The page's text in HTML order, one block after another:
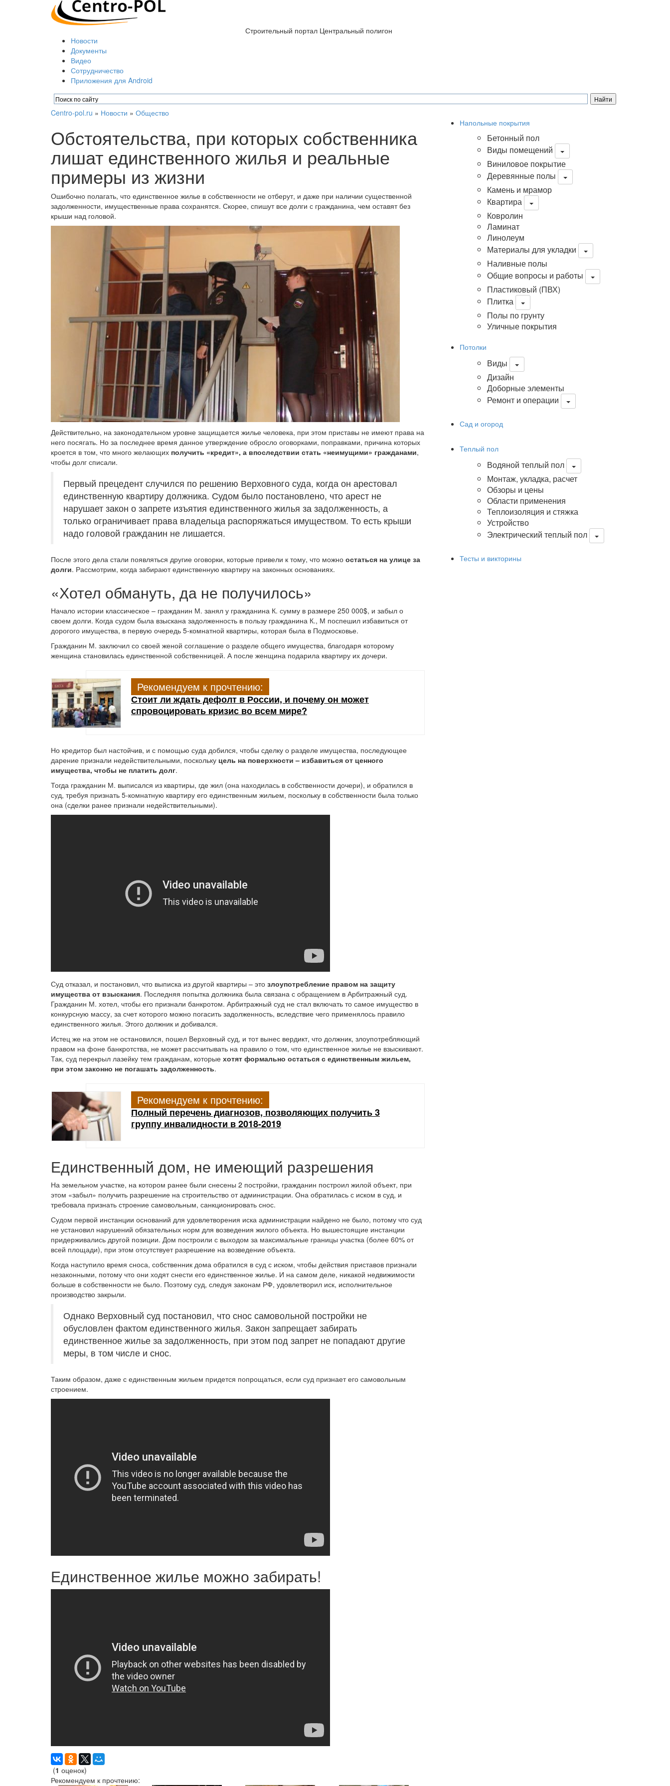
Строительный портал Центральный полигон
Новости
Документы
Видео
Сотрудничество
Приложения для Android
Centro-pol.ru » Новости » Общество
Обстоятельства, при которых собственника
лишат единственного жилья и реальные
примеры из жизни
Ошибочно полагать, что единственное жилье в собственности не отберут, и даже при наличии существенной
задолженности, имущественные права сохранятся. Скорее, спишут все долги с гражданина, чем оставят без
крыши над головой.
Действительно, на законодательном уровне защищается жилье человека, при этом приставы не имеют права на
него посягать. Но за последнее время данное утверждение обросло оговорками, поправками, причина которых
кроется в том, что много желающих получить «кредит», а впоследствии стать «неимущими» гражданами,
чтобы долг списали.
Первый прецедент случился по решению Верховного суда, когда он арестовал
единственную квартиру должника. Судом было постановлено, что арест не
нарушает закон о запрете изъятия единственного жилья за задолженность, а
только ограничивает права владельца распоряжаться имуществом. То есть крыши
надо головой гражданин не лишается.
После этого дела стали появляться другие оговорки, которые привели к тому, что можно остаться на улице за
долги. Рассмотрим, когда забирают единственную квартиру на законных основаниях.
«Хотел обмануть, да не получилось»
Начало истории классическое – гражданин М. занял у гражданина К. сумму в размере 250 000$, и забыл о
своем долги. Когда судом была взыскана задолженность в пользу гражданина К., М поспешил избавиться от
дорогого имущества, в первую очередь 5-комнатной квартиры, которая была в Подмосковье.
Гражданин М. заключил со своей женой соглашение о разделе общего имущества, благодаря которому
женщина становилась единственной собственницей. А после женщина подарила квартиру их дочери.
Рекомендуем к прочтению:
Стоит ли ждать дефолт в России, и почему он может
спровоцировать кризис во всем мире?
Но кредитор был настойчив, и с помощью суда добился, чтобы сделку о разделе имущества, последующее
дарение признали недействительными, поскольку цель на поверхности – избавиться от ценного
имущества, чтобы не платить долг.
Тогда гражданин М. выписался из квартиры, где жил (она находилась в собственности дочери), и обратился в
суд, требуя признать 5-комнатную квартиру его единственным жильем, поскольку в собственности была только
она (сделки ранее признали недействительными).
Суд отказал, и постановил, что выписка из другой квартиры – это злоупотребление правом на защиту
имущества от взыскания. Последняя попытка должника была связана с обращением в Арбитражный суд.
Гражданин М. хотел, чтобы его признали банкротом. Арбитражный суд не стал включать то самое имущество в
конкурсную массу, за счет которого можно погасить задолженность, вследствие чего применялось правило
единственного жилья. Этого должник и добивался.
Истец же на этом не остановился, пошел Верховный суд, и тот вынес вердикт, что должник, злоупотребляющий
правом на фоне банкротства, не может рассчитывать на правило о том, что единственное жилье не взыскивают.
Так, суд перекрыл лазейку тем гражданам, которые хотят формально остаться с единственным жильем,
при этом законно не погашать задолженность.
Рекомендуем к прочтению:
Полный перечень диагнозов, позволяющих получить 3
группу инвалидности в 2018-2019
Единственный дом, не имеющий разрешения
На земельном участке, на котором ранее были снесены 2 постройки, гражданин построил жилой объект, при
этом «забыл» получить разрешение на строительство от администрации. Она обратилась с иском в суд, и
требовала признать строение самовольным, санкционировать снос.
Судом первой инстанции оснований для удовлетворения иска администрации найдено не было, потому что суд
не установил нарушений обязательных норм для возведения жилого объекта. Но вышестоящие инстанции
придерживались другой позиции. Дом построили с выходом за максимальные границы участка (более 60% от
всей площади), при этом отсутствует разрешение на возведение объекта.
Когда наступило время сноса, собственник дома обратился в суд с иском, чтобы действия приставов признали
незаконными, потому что они ходят снести его единственное жилье. И на самом деле, никакой недвижимости
больше в собственности не было. Поэтому суд, следуя законам РФ, удовлетворил иск, исполнительное
производство закрыли.
Однако Верховный суд постановил, что снос самовольной постройки не
обусловлен фактом единственного жилья. Закон запрещает забирать
единственное жилье за задолженность, при этом под запрет не попадают другие
меры, в том числе и снос.
Таким образом, даже с единственным жильем придется попрощаться, если суд признает его самовольным
строением.
Единственное жилье можно забирать!
(1 оценок)
Рекомендуем к прочтению:
Напольные покрытия
Бетонный пол
Виды помещений
Виниловое покрытие
Деревянные полы
Камень и мрамор
Квартира
Ковролин
Ламинат
Линолеум
Материалы для укладки
Наливные полы
Общие вопросы и работы
Пластиковый (ПВХ)
Плитка
Полы по грунту
Уличные покрытия
Потолки
Виды
Дизайн
Доборные элементы
Ремонт и операции
Сад и огород
Теплый пол
Водяной теплый пол
Монтаж, укладка, расчет
Обзоры и цены
Области применения
Теплоизоляция и стяжка
Устройство
Электрический теплый пол
Тесты и викторины